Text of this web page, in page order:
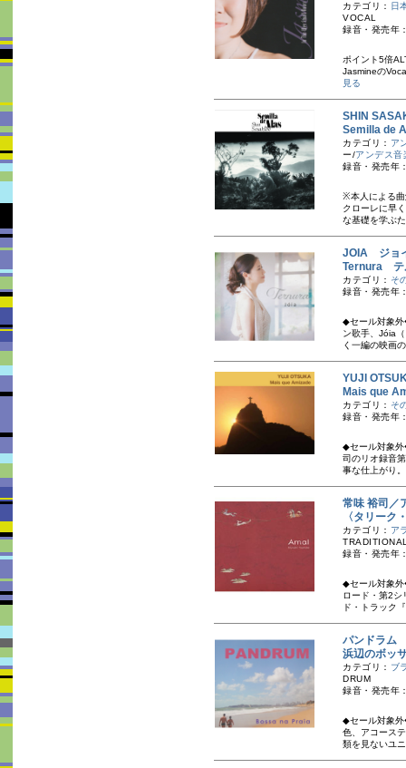
カテゴリ： 日
VOCAL
録音・発売年
ポイント5倍
Jasmineの
見る
SHIN
Semilla de
カテゴリ： ア
ー/アンデス音
録音・発売年
※本人による曲
クローレに早
な基礎を学ぶ
JOIA ジョ
Ternura テ
カテゴリ： そ
録音・発売
◆セール対象外
ン歌手、Jóia
く一編の映画
YUJI
Mais que
カテゴリ： そ
録音・発売年
◆セール対象外
司のリオ録音
事な仕上がり
常味 裕司／
〈タリー
カテゴリ： ア
録音・発売年
◆セール対象
ロード・第2
ド・トラック
パンドラム
浜辺のボッ
カテゴリ： ブ
DRUM
録音・発売年
◆セール対象外
色、アコース
類を見ないユ